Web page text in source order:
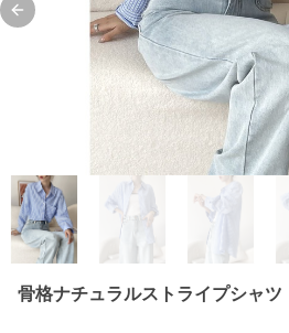
Previous slide
骨格ナチュラルストライプシャツ